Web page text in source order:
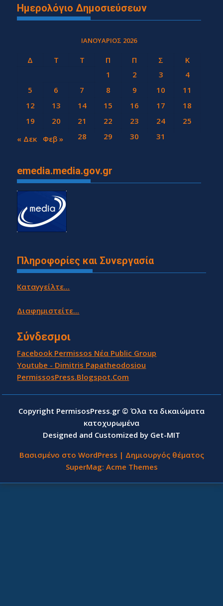
Ημερολόγιο Δημοσιεύσεων
ΙΑΝΟΥΆΡΙΟΣ 2026
Δ Τ Τ Π Π Σ
Κ
1
2 3
4
5
6 7 8 9 10
11
12
13 14 15 16 17
18
19
20 21 22 23 24
25
26
27 28 29 30 31
« Δεκ Φεβ »
emedia.media.gov.gr
Πληροφορίες και Συνεργασία
Καταγγείλτε...
Διαφημιστείτε...
Σύνδεσμοι
Facebook Permissos Νέα Public Group
Youtube - Dimitris Papatheodosiou
PermissosPress.Blogspot.Com
Copyright PermisosPress.gr © Όλα τα δικαιώματα
κατοχυρωμένα
Designed and Customized by Get-MIT
Βασισμένο στο WordPress | Δημιουργός θέματος
SuperMag: Acme Themes